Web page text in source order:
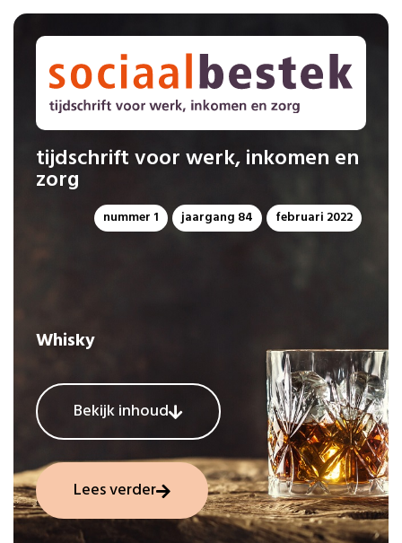
tijdschrift voor werk, inkomen en
zorg
nummer 1 jaargang 84 februari 2022
Whisky
Bekijk inhoud
Lees verder